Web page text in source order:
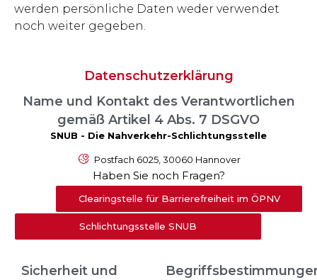
werden persönliche Daten weder verwendet
noch weiter gegeben.
Datenschutzerklärung
Name und Kontakt des Verantwortlichen
gemäß Artikel 4 Abs. 7 DSGVO
SNUB - Die Nahverkehr-Schlichtungsstelle
Postfach 6025, 30060 Hannover
Haben Sie noch Fragen?
Clearingstelle für Barrierefreiheit im ÖPNV
Schlichtungsstelle SNUB
Sicherheit und